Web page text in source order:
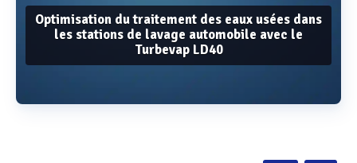
Optimisation du traitement des eaux usées dans
les stations de lavage automobile avec le
Turbevap LD40